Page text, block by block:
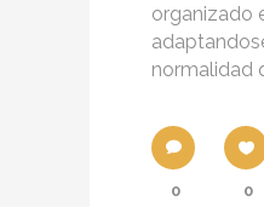
organizado
normalidad
0 0